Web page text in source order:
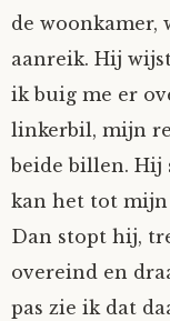
de woonkamer,
aanreik. Hij
ik buig me er
linkerbil, mijn
beide billen. Hij
kan het tot mijn
Dan stopt hij,
overeind en
pas zie ik dat